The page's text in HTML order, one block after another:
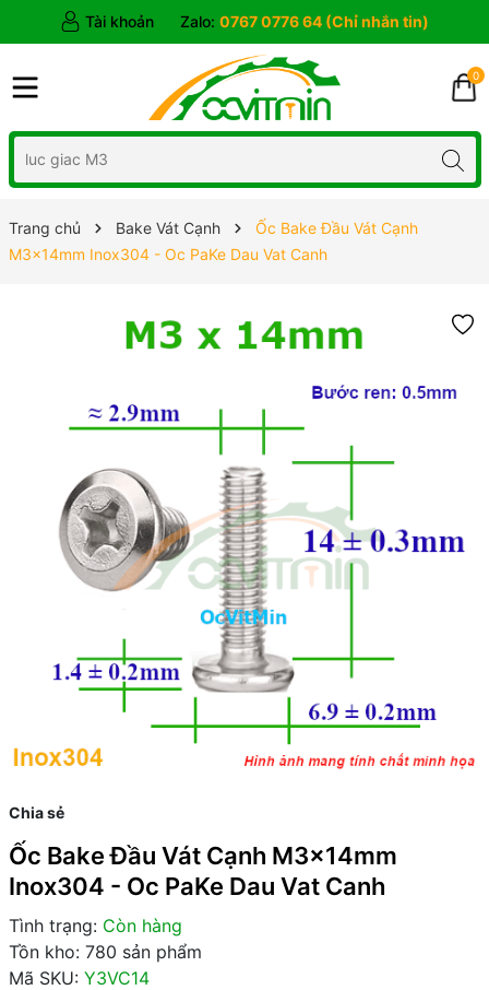
Tài khoản Zalo: 0767 0776 64 (Chỉ nhắn tin)
0
Trang chủ Bake Vát Cạnh
Ốc Bake Đầu Vát Cạnh
M3x14mm Inox304 - Oc PaKe Dau Vat Canh
Chia sẻ
Ốc Bake Đầu Vát Cạnh M3x14mm
Inox304 - Oc PaKe Dau Vat Canh
Tình trạng: Còn hàng
Tồn kho: 780 sản phẩm
Mã SKU: Y3VC14